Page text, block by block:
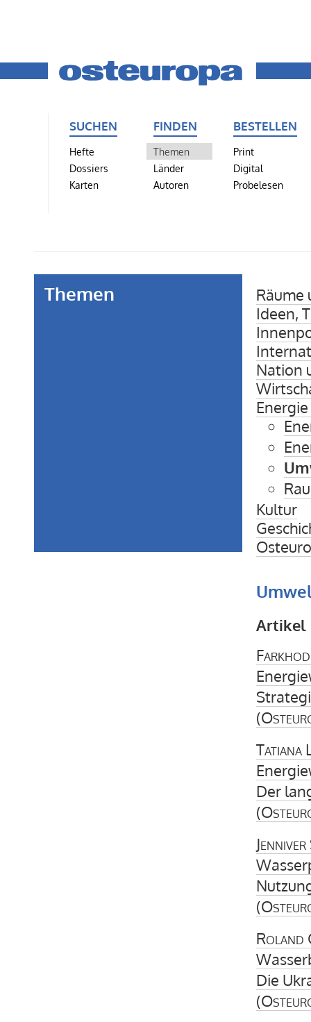
SUCHEN
Hefte
Dossiers
Karten
FINDEN
Themen
Länder
Autoren
BESTELLEN
Print
Digital
Probelesen
Themen
Räume
Ideen,
Nation
Kultur
Artikel
(
Tatiana
Der
(
(
Roland
Die
(